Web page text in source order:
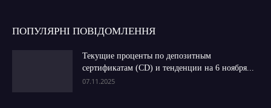
ПОПУЛЯРНІ ПОВІДОМЛЕННЯ
Текущие проценты по депозитным
сертификатам (CD) и тенденции на 6 ноября...
07.11.2025